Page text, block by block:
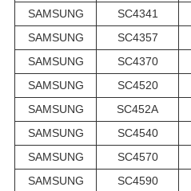
SAMSUNG
SC4341
SAMSUNG
SC4357
SAMSUNG
SC4370
SAMSUNG
SC4520
SAMSUNG
SC452A
SAMSUNG
SC4540
SAMSUNG
SC4570
SAMSUNG
SC4590